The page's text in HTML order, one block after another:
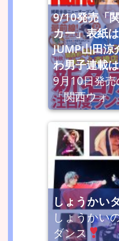
9/10発売「
カー」表紙
JUMP山田涼
わ男子連載
9月10日発
「関西ウォ
しょうかい
しょうかい
ダンス